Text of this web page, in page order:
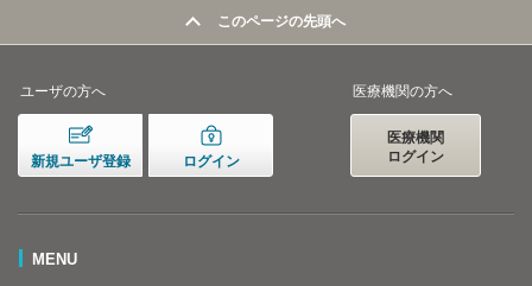
このページの先頭へ
ユーザの方へ
新規ユーザ登録 ログイン
医療機関の方へ
医療機関
ログイン
MENU